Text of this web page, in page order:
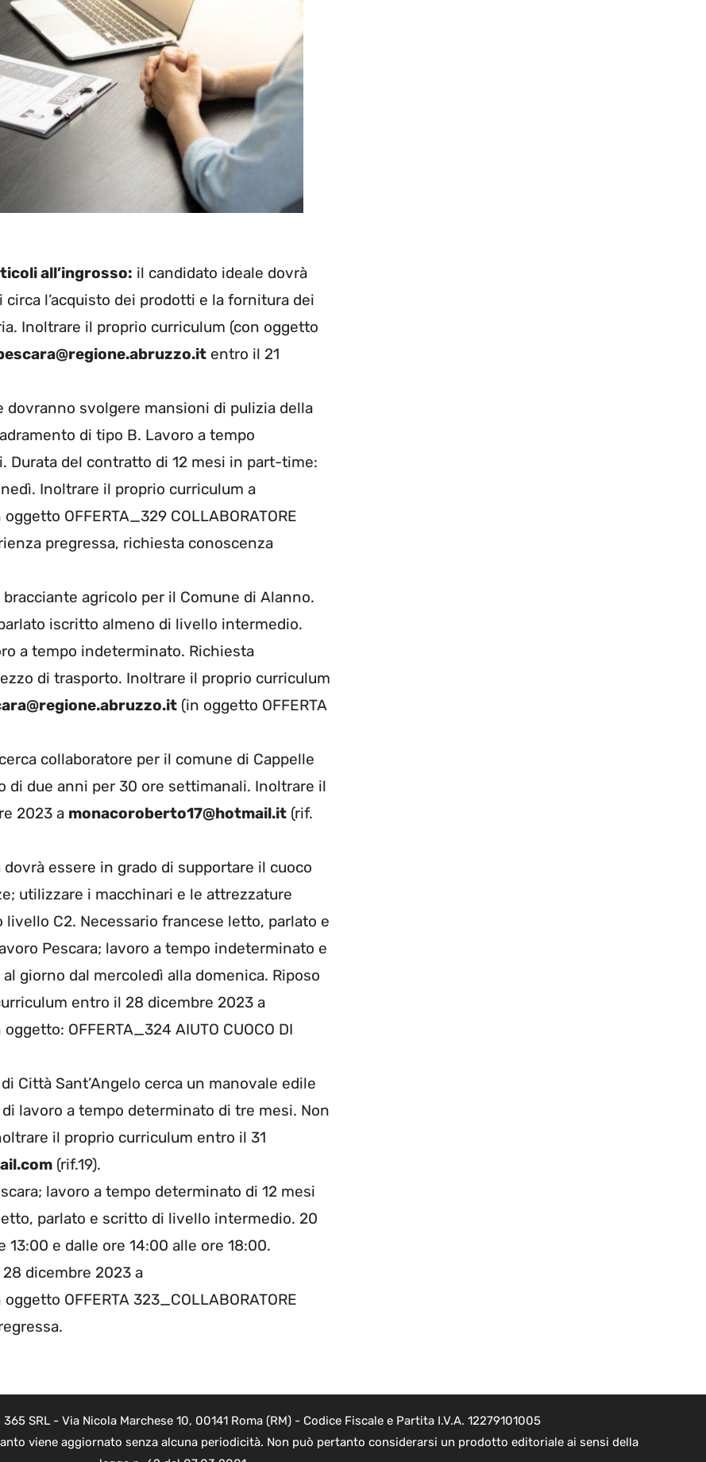
all’ingrosso: il candidato ideale dovrà
l’acquisto dei prodotti e la fornitura dei
Inoltrare il proprio curriculum (con oggetto
entro il 21
dovranno svolgere mansioni di pulizia della
di tipo B. Lavoro a tempo
Durata del contratto di 12 mesi in part-time:
Inoltrare il proprio curriculum a
oggetto OFFERTA_329 COLLABORATORE
pregressa, richiesta conoscenza
agricolo per il Comune di Alanno.
iscritto almeno di livello intermedio.
a tempo indeterminato. Richiesta
di trasporto. Inoltrare il proprio curriculum
(in oggetto OFFERTA
collaboratore per il comune di Cappelle
di due anni per 30 ore settimanali. Inoltrare il
2023 a monacoroberto17@hotmail.it (rif.
dovrà essere in grado di supportare il cuoco
utilizzare i macchinari e le attrezzature
C2. Necessario francese letto, parlato e
Pescara; lavoro a tempo indeterminato e
giorno dal mercoledì alla domenica. Riposo
entro il 28 dicembre 2023 a
oggetto: OFFERTA_324 AIUTO CUOCO DI
Città Sant’Angelo cerca un manovale edile
lavoro a tempo determinato di tre mesi. Non
il proprio curriculum entro il 31
(rif.19).
lavoro a tempo determinato di 12 mesi
parlato e scritto di livello intermedio. 20
e dalle ore 14:00 alle ore 18:00.
dicembre 2023 a
oggetto OFFERTA 323_COLLABORATORE
SRL - Via Nicola Marchese 10, 00141 Roma (RM) - Codice Fiscale e Partita I.V.A. 12279101005
viene aggiornato senza alcuna periodicità. Non può pertanto considerarsi un prodotto editoriale ai sensi della